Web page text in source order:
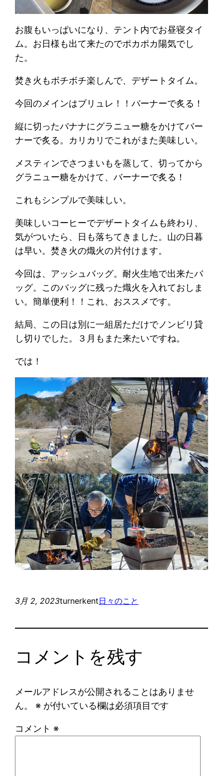
お腹もいっぱいになり、テント内でお昼寝タイ
ム。お日様も出て来たのでポカポカ陽気でし
た。
焚き火もボチボチ楽しんで、デザートタイム。
今回のメインはブリュレ！！バーナーで炙る！
縦に切ったバナナにグラニュー糖をかけてバー
ナーで炙る。カリカリでこれがまた美味しい。
メスティンでさつまいもを蒸して、切ってから
グラニュー糖をかけて、バーナーで炙る！
これもシンプルで美味しい。
美味しいコーヒーでデザートタイムも終わり、
気がついたら、日も落ちてきました。山の日暮
は早い。焚き火の熾火の片付けます。
今回は、アッシュバッグ。耐火生地で出来たバ
ッグ。このバッグに残った熾火を入れておしま
い。簡単便利！！これ、おススメです。
結局、この日は別に一組居ただけでノンビリ貸
し切りでした。３月もまた来たいですね。
では！
3月 2, 2023turnerkent日々のこと
コメントを残す
メールアドレスが公開されることはありませ
ん。
※ が付いている欄は必須項目です
コメント ※